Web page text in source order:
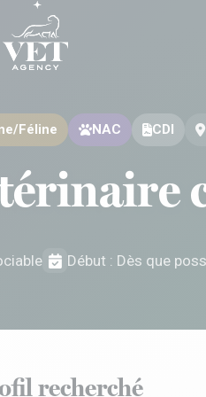
Féline NAC CDI
Début : Dès que
recherché